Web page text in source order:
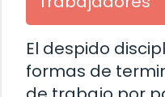
El despido
formas de